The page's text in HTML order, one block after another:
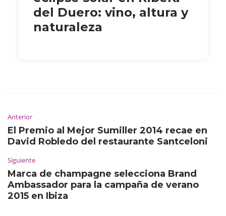
del Duero: vino, altura y
naturaleza
Anterior
El Premio al Mejor Sumiller 2014 recae en
David Robledo del restaurante Santceloni
Siguiente
Marca de champagne selecciona Brand
Ambassador para la campaña de verano
2015 en Ibiza